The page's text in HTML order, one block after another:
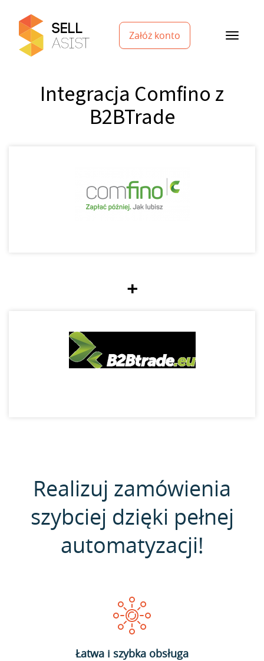
Załóż konto
Integracja Comfino z
B2BTrade
+
Realizuj zamówienia
szybciej dzięki pełnej
automatyzacji!
Łatwa i szybka obsługa